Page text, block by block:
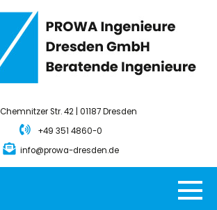
Chemnitzer Str. 42 | 01187 Dresden
+49 351 4860-0
info@prowa-dresden.de